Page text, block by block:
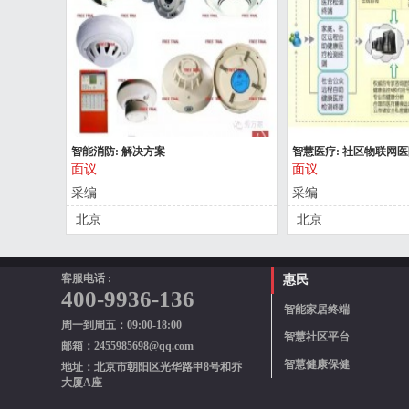
智能消防: 解决方案
面议
采编
北京
智慧医疗: 社区物联网
面议
采编
北京
客服电话 :
400-9936-136
周一到周五：09:00-18:00
邮箱：2455985698@qq.com
地址：北京市朝阳区光华路甲8号和乔
大厦A座
惠民
智能家居终端
智慧社区平台
智慧健康保健